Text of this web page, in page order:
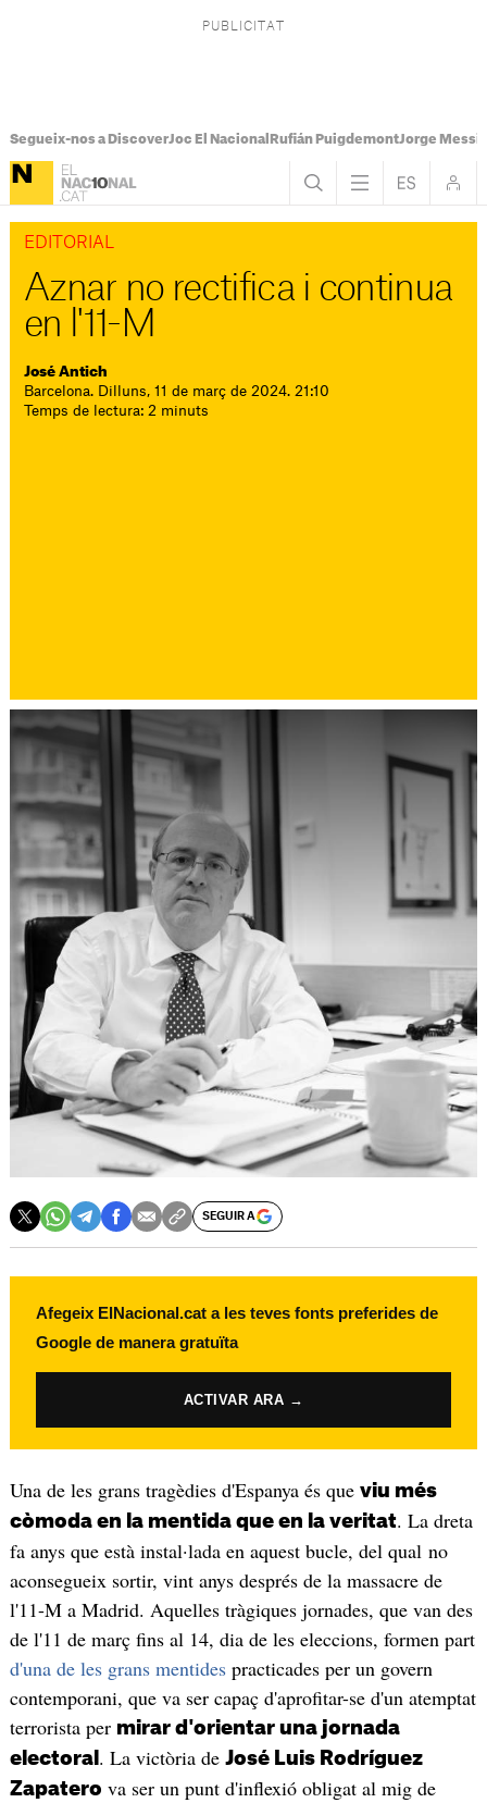
Segueix-nos a DiscoverJoc El Nacional Rufián PuigdemontJorge Messi
EDITORIAL
Aznar no rectifica i continua
en l'11-M
José Antich
Barcelona. Dilluns, 11 de març de 2024. 21:10
Temps de lectura: 2 minuts
SEGUIR A
Afegeix ElNacional.cat a les teves fonts preferides de
Google de manera gratuïta
ACTIVAR ARA →
Una de les grans tragèdies d'Espanya és que viu més
còmoda en la mentida que en la veritat. La dreta
fa anys que està instal·lada en aquest bucle, del qual no
aconsegueix sortir, vint anys després de la massacre de
l'11-M a Madrid. Aquelles tràgiques jornades, que van des
de l'11 de març fins al 14, dia de les eleccions, formen part
d'una de les grans mentidespracticades per un govern
contemporani, que va ser capaç d'aprofitar-se d'un atemptat
terrorista per mirar d'orientar una jornada
electoral . La victòria de José Luis Rodríguez
Zapatero va ser un punt d'inflexió obligat al mig de